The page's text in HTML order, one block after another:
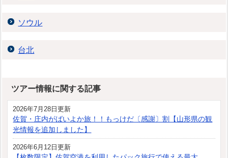
ソウル
台北
ツアー情報に関する記事
2026年7月28日更新
佐賀・庄内がばいよか旅！！もっけだ〔感謝〕割【山形県の観
光情報を追加しました】
2026年6月12日更新